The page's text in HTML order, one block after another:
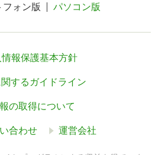
フォン版 パソコン版
報保護基本方針
するガイドライン
の取得について
合わせ 運営会社